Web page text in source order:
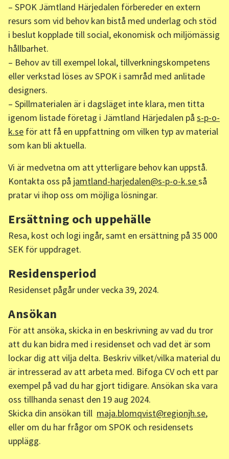
– SPOK Jämtland Härjedalen förbereder en extern
resurs som vid behov kan bistå med underlag och stöd
i beslut kopplade till social, ekonomisk och miljömässig
hållbarhet.
– Behov av till exempel lokal, tillverkningskompetens
eller verkstad löses av SPOK i samråd med anlitade
designers.
– Spillmaterialen är i dagsläget inte klara, men titta
igenom listade företag i Jämtland Härjedalen på s-p-o-
k.se för att få en uppfattning om vilken typ av material
som kan bli aktuella.
Vi är medvetna om att ytterligare behov kan uppstå.
Kontakta oss på jamtland-harjedalen@s-p-o-k.seså
pratar vi ihop oss om möjliga lösningar.
Ersättning och uppehälle
Resa, kost och logi ingår, samt en ersättning på 35 000
SEK för uppdraget.
Residensperiod
Residenset pågår under vecka 39, 2024.
Ansökan
För att ansöka, skicka in en beskrivning av vad du tror
att du kan bidra med i residenset och vad det är som
lockar dig att vilja delta. Beskriv vilket/vilka material du
är intresserad av att arbeta med. Bifoga CV och ett par
exempel på vad du har gjort tidigare. Ansökan ska vara
oss tillhanda senast den 19 aug 2024.
Skicka din ansökan till maja.blomqvist@regionjh.se,
eller om du har frågor om SPOK och residensets
upplägg.